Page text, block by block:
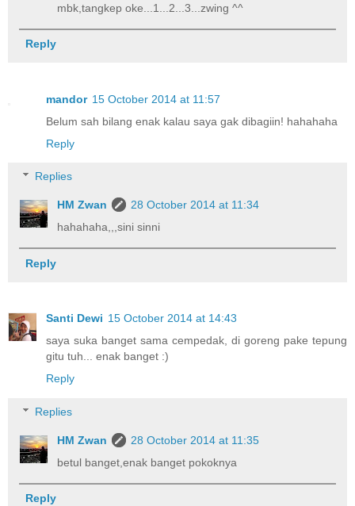
mbk,tangkep oke...1...2...3...zwing ^^
Reply
mandor 15 October 2014 at 11:57
Belum sah bilang enak kalau saya gak dibagiin! hahahaha
Reply
Replies
HM Zwan
28 October 2014 at 11:34
hahahaha,,,sini sinni
Reply
Santi Dewi 15 October 2014 at 14:43
saya suka banget sama cempedak, di goreng pake tepung
gitu tuh... enak banget :)
Reply
Replies
HM Zwan
28 October 2014 at 11:35
betul banget,enak banget pokoknya
Reply